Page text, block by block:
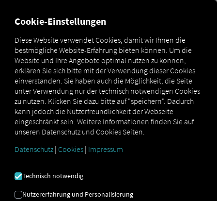
BARRIEREFREIHEIT
Unsere Website unterstützt einen High-Kontrast-Modus,
um die Lesbarkeit für Menschen mit Sehschwäche oder
Farbfehlsichtigkeit zu verbessern. In diesem Modus
werden alle Farben in Grautöne umgewandelt und
dadurch der Kontrast deutlich erhöht.
Kontrast-Modus ein/auschalten
Cookie-Einstellungen
Diese Website verwendet Cookies, damit wir Ihnen die
bestmögliche Website-Erfahrung bieten können. Um die
Website und Ihre Angebote optimal nutzen zu können,
erklären Sie sich bitte mit der Verwendung dieser Cookies
einverstanden. Sie haben auch die Möglichkeit, die Seite
unter Verwendung nur der technisch notwendigen Cookies
zu nutzen. Klicken Sie dazu bitte auf "speichern". Dadurch
kann jedoch die Nutzerfreundlichkeit der Webseite
eingeschränkt sein. Weitere Informationen finden Sie auf
unseren Datenschutz und Cookies Seiten.
Datenschutz | Cookies | Impressum
Technisch notwendig
Nutzererfahrung und Personalisierung